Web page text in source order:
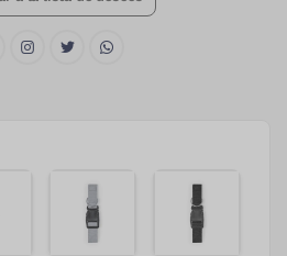
este producto:
tu